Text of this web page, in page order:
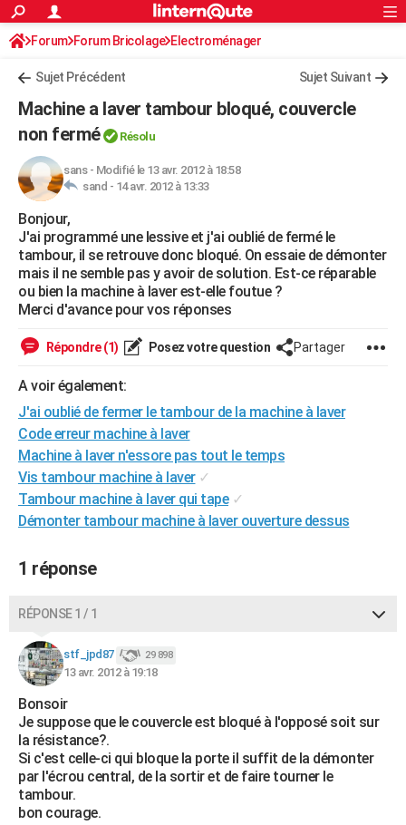
ACTUALITÉS
Politique
Société
Faits Divers
Education
Monde
Villes
+
Programme TV
Streaming
Sorties cinéma
Musique
FINANCE
Retraite
Impôts
Epargne
Immobilier
Risques naturels par ville
Banque
Assurance
Crédit
AUTO
Essais
Réserver un essai
Citadines
Berlines
SUV
Forum auto
HIGH-TECH
Mobiles
Meilleur smartphone
Internet
Ordinateurs
Jeux vidéo
Guide high-tech
+BRICOLAGE
Forum
Aménagement intérieur
Extérieur
Cuisine
Salle de bains
Jardinage
Rangement
WEEK-END
Guides de France
Escapades
Patrimoine
Expositions
Musées
Week-end nature
+LIFESTYLE
Art de vivre
Bien-être
Loisirs
Mode
Modes de vie
SANTE
Alimentation
Guide de la santé
Maladies
Médicaments
Sommeil
VOYAGE
PHOTO
GUIDES D'ACHAT
BONS PLANS
Carte de Noël
Carte Bonne année
Carte Saint-Valentin
Carte Pâques
Carte d'anniversaire
DICTIONNAIRE
Dictionnaire
Biographies
Citations
Expressions
Proverbes
PROGRAMME TV
COPAINS D'AVANT
S'inscrire
Se connecter
Lycées
Collèges
Primaires
Universités
Entreprises
Service militaire
Avis de recherche
AVIS DE DÉCÈS
FORUM
Bricolage
Lifestyle
Culture
Sport
Auto
Television
Voyage
Cinema
S'inscrire
Connexion
Forum Forum Bricolage Electroménager
Sujet Précédent Sujet Suivant
Machine a laver tambour bloqué, couvercle
non fermé
Résolu
sans- Modifié le 13 avr. 2012 à 18:58
sand - 14 avr. 2012 à 13:33
Bonjour,
J'ai programmé une lessive et j'ai oublié de fermé le
tambour, il se retrouve donc bloqué. On essaie de démonter
mais il ne semble pas y avoir de solution. Est-ce réparable
ou bien la machine à laver est-elle foutue ?
Merci d'avance pour vos réponses
Répondre (1) Posez votre question Partager
A voir également:
J'ai oublié de fermer le tambour de la machine à laver
Code erreur machine à laver
Machine à laver n'essore pas tout le temps
Vis tambour machine à laver ✓
Tambour machine à laver qui tape ✓
Démonter tambour machine à laver ouverture dessus
1 réponse
RÉPONSE 1 / 1
stf_jpd87 29 898
13 avr. 2012 à 19:18
Bonsoir
Je suppose que le couvercle est bloqué à l'opposé soit sur
la résistance?.
Si c'est celle-ci qui bloque la porte il suffit de la démonter
par l'écrou central, de la sortir et de faire tourner le
tambour.
bon courage.